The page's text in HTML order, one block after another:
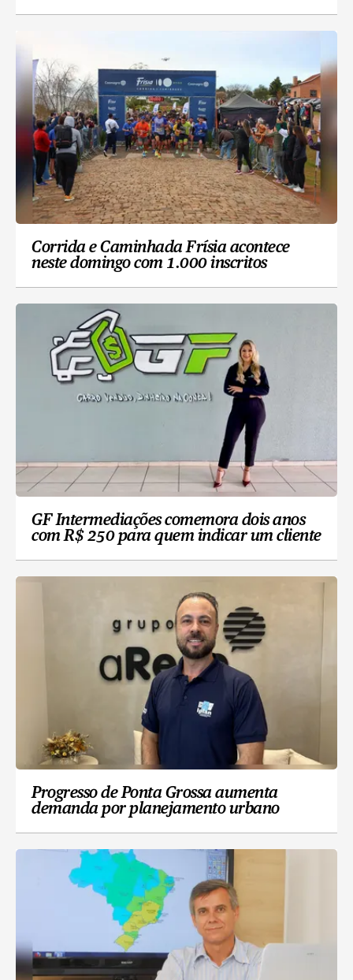
Corrida e Caminhada Frísia acontece
neste domingo com 1.000 inscritos
GF Intermediações comemora dois anos
com R$ 250 para quem indicar um cliente
Progresso de Ponta Grossa aumenta
demanda por planejamento urbano